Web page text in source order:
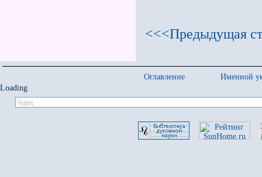
<<<Предыдущая
Оглавление
Именной
Loading